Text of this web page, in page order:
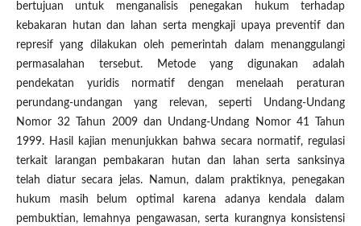
bertujuan untuk menganalisis penegakan hukum terhadap
kebakaran hutan dan lahan serta mengkaji upaya preventif dan
represif yang dilakukan oleh pemerintah dalam menanggulangi
permasalahan tersebut. Metode yang digunakan adalah
pendekatan yuridis normatif dengan menelaah peraturan
perundang-undangan yang relevan, seperti Undang-Undang
Nomor 32 Tahun 2009 dan Undang-Undang Nomor 41 Tahun
1999. Hasil kajian menunjukkan bahwa secara normatif, regulasi
terkait larangan pembakaran hutan dan lahan serta sanksinya
telah diatur secara jelas. Namun, dalam praktiknya, penegakan
hukum masih belum optimal karena adanya kendala dalam
pembuktian, lemahnya pengawasan, serta kurangnya konsistensi